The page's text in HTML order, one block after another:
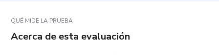
QUÉ MIDE LA PRUEBA
Acerca de esta evaluación